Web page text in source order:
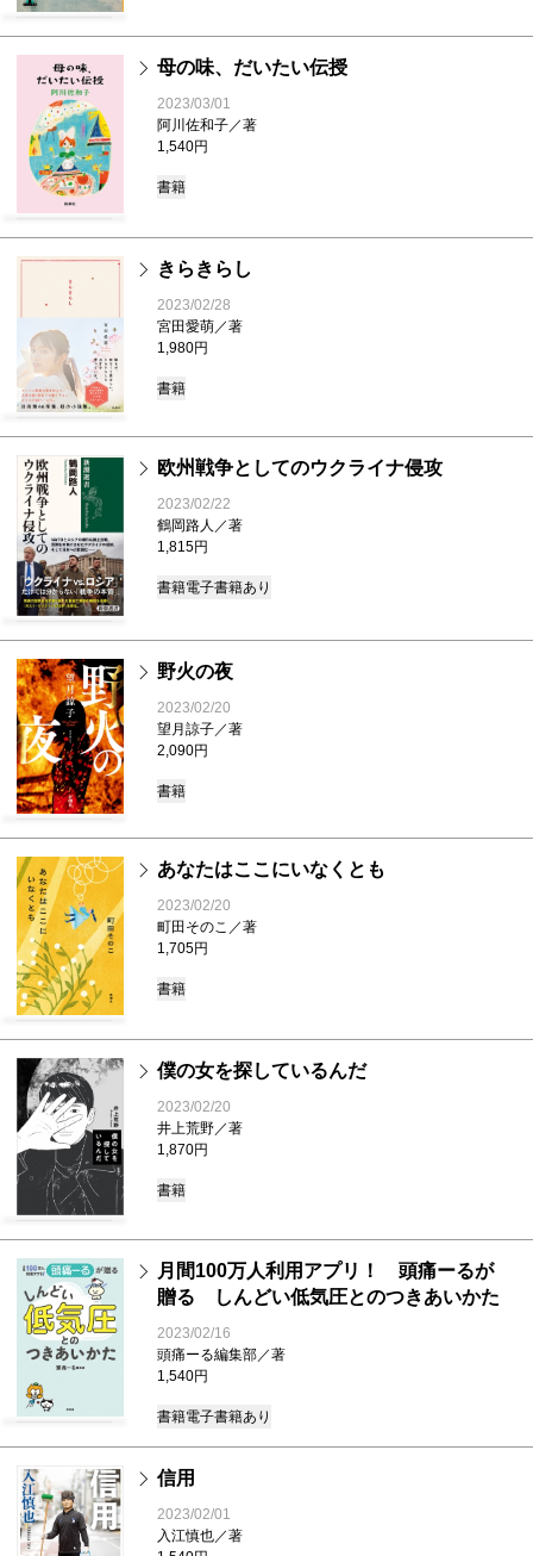
母の味、だいたい伝授
2023/03/01
阿川佐和子／著
1,540円
書籍
きらきらし
2023/02/28
宮田愛萌／著
1,980円
書籍
欧州戦争としてのウクライナ侵攻
2023/02/22
鶴岡路人／著
1,815円
書籍電子書籍あり
野火の夜
2023/02/20
望月諒子／著
2,090円
書籍
あなたはここにいなくとも
2023/02/20
町田そのこ／著
1,705円
書籍
僕の女を探しているんだ
2023/02/20
井上荒野／著
1,870円
書籍
月間100万人利用アプリ！ 頭痛ーるが
贈る しんどい低気圧とのつきあいかた
2023/02/16
頭痛ーる編集部／著
1,540円
書籍電子書籍あり
信用
2023/02/01
入江慎也／著